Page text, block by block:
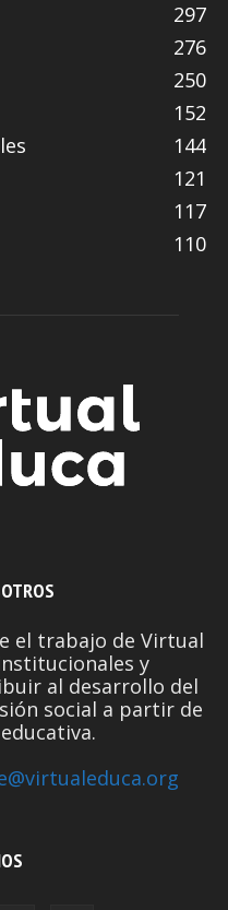
297
276
250
152
144
121
117
110
el trabajo de Virtual
y
al desarrollo del
social a partir de